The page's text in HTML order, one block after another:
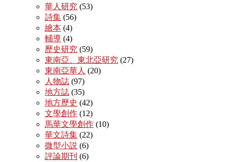
華人研究 (53)
詩集 (56)
繪本 (4)
輔導 (4)
歷史研究 (59)
東南亞、東北亞研究 (27)
東南亞華人 (20)
人物誌 (97)
地方誌 (35)
地方歷史 (42)
文學創作 (12)
馬華文學創作 (10)
華文詩集 (22)
微型小説 (6)
評論期刊 (6)